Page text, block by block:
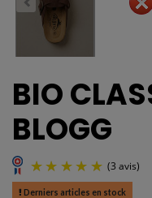
BIO
BLOGG
Derniers articles en stock